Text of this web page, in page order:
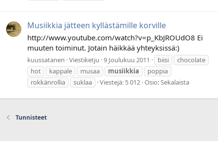
Musiikkia jätteen kyllästämille korville
http://www.youtube.com/watch?v=p_KbJROUdO8 Ei
muuten toiminut. Jotain häikkää yhteyksissä:)
kuussatanen Viestiketju 9 Joulukuu 2011 biisi
chocolate
hot
kappale musaa musiikkia
poppia
rokkänrollia
suklaa Viestejä: 5 012 Osio:Sekalaista
Tunnisteet